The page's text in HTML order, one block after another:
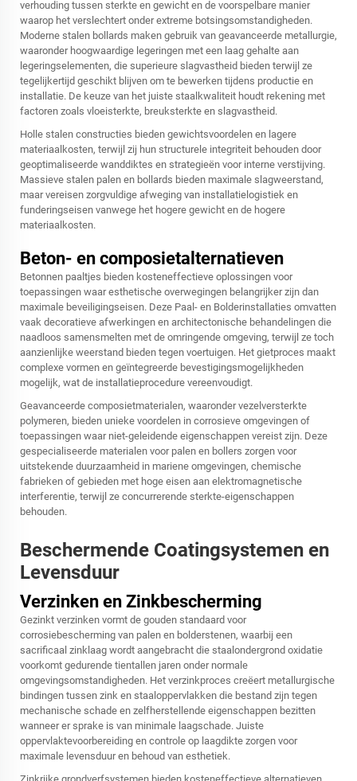
verhouding tussen sterkte en gewicht en de voorspelbare manier
waarop het verslechtert onder extreme botsingsomstandigheden.
Moderne stalen bollards maken gebruik van geavanceerde metallurgie,
waaronder hoogwaardige legeringen met een laag gehalte aan
legeringselementen, die superieure slagvastheid bieden terwijl ze
tegelijkertijd geschikt blijven om te bewerken tijdens productie en
installatie. De keuze van het juiste staalkwaliteit houdt rekening met
factoren zoals vloeisterkte, breuksterkte en slagvastheid.
Holle stalen constructies bieden gewichtsvoordelen en lagere
materiaalkosten, terwijl zij hun structurele integriteit behouden door
geoptimaliseerde wanddiktes en strategieën voor interne verstijving.
Massieve stalen palen en bollards bieden maximale slagweerstand,
maar vereisen zorgvuldige afweging van installatielogistiek en
funderingseisen vanwege het hogere gewicht en de hogere
materiaalkosten.
Beton- en composietalternatieven
Betonnen paaltjes bieden kosteneffectieve oplossingen voor
toepassingen waar esthetische overwegingen belangrijker zijn dan
maximale beveiligingseisen. Deze Paal- en Bolderinstallaties omvatten
vaak decoratieve afwerkingen en architectonische behandelingen die
naadloos samensmelten met de omringende omgeving, terwijl ze toch
aanzienlijke weerstand bieden tegen voertuigen. Het gietproces maakt
complexe vormen en geïntegreerde bevestigingsmogelijkheden
mogelijk, wat de installatieprocedure vereenvoudigt.
Geavanceerde composietmaterialen, waaronder vezelversterkte
polymeren, bieden unieke voordelen in corrosieve omgevingen of
toepassingen waar niet-geleidende eigenschappen vereist zijn. Deze
gespecialiseerde materialen voor palen en bollers zorgen voor
uitstekende duurzaamheid in mariene omgevingen, chemische
fabrieken of gebieden met hoge eisen aan elektromagnetische
interferentie, terwijl ze concurrerende sterkte-eigenschappen
behouden.
Beschermende Coatingsystemen en
Levensduur
Verzinken en Zinkbescherming
Gezinkt verzinken vormt de gouden standaard voor
corrosiebescherming van palen en bolderstenen, waarbij een
sacrificaal zinklaag wordt aangebracht die staalondergrond oxidatie
voorkomt gedurende tientallen jaren onder normale
omgevingsomstandigheden. Het verzinkproces creëert metallurgische
bindingen tussen zink en staaloppervlakken die bestand zijn tegen
mechanische schade en zelfherstellende eigenschappen bezitten
wanneer er sprake is van minimale laagschade. Juiste
oppervlaktevoorbereiding en controle op laagdikte zorgen voor
maximale levensduur en behoud van esthetiek.